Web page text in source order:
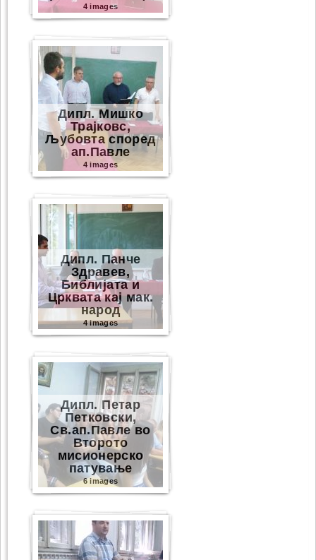
4 images
Дипл. Мишко
Трајковс,
Љубовта според
ап.Павле
4 images
Дипл. Панче
Здравев,
Библијата и
Црквата кај мак.
народ
4 images
Дипл. Петар
Петковски,
Св.ап.Павле во
Второто
мисионерско
патување
6 images